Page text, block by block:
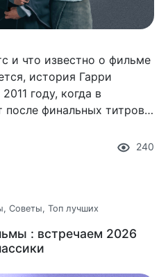
и что известно о фильме
история Гарри
году, когда в
после финальных титров
240
, Советы, Топ лучших
: встречаем 2026